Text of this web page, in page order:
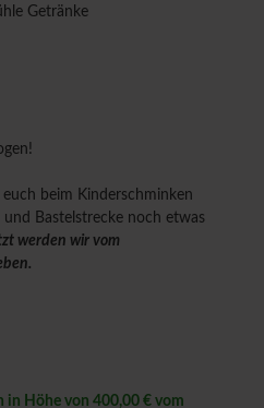
Getränke
beim Kinderschminken
Bastelstrecke noch etwas
werden wir vom
in Höhe von 400,00 € vom